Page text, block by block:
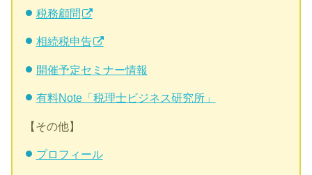
税務顧問
相続税申告
開催予定セミナー情報
有料Note「税理士ビジネス研究所」
【その他】
プロフィール